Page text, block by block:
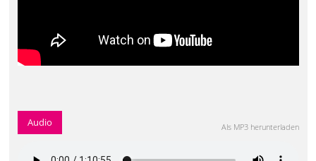
Audio Als MP3 herunterladen